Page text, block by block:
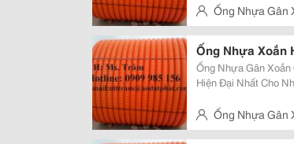
Khả Năng Chịu Lực
Ống Nhựa Gân
Thọ, Q.thủ Đức
Ống Nhựa Xoắn
Ống Nhựa Gân
Hiện Đại Nhất Cho Những Sản
Khả Năng Chịu Lực
Ống Nhựa Gân
Thọ, Q.thủ Đức